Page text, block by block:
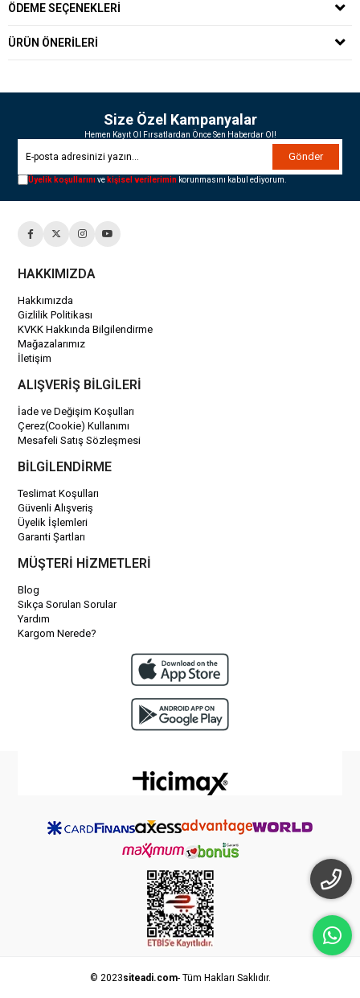
ÖDEME SEÇENEKLERI
ÜRÜN ÖNERILERI
Size Özel Kampanyalar
Hemen Kayıt Ol Fırsatlardan Önce Sen Haberdar Ol!
Gönder
Üyelik koşullarınıve kişisel verilerimin korunmasını kabul ediyorum.
HAKKIMIZDA
Hakkımızda
Gizlilik Politikası
KVKK Hakkında Bilgilendirme
Mağazalarımız
İletişim
ALIŞVERİŞ BİLGİLERİ
İade ve Değişim Koşulları
Çerez(Cookie) Kullanımı
Mesafeli Satış Sözleşmesi
BİLGİLENDİRME
Teslimat Koşulları
Güvenli Alışveriş
Üyelik İşlemleri
Garanti Şartları
MÜŞTERİ HİZMETLERİ
Blog
Sıkça Sorulan Sorular
Yardım
Kargom Nerede?
© 2023siteadi.com- Tüm Hakları Saklıdır.